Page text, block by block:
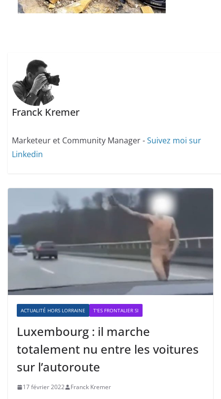
Franck Kremer
Marketeur et Community Manager -Suivez moi sur
Linkedin
ACTUALITÉ HORS LORRAINE T'ES FRONTALIER SI
Luxembourg : il marche
totalement nu entre les voitures
sur l’autoroute
17 février 2022 Franck Kremer